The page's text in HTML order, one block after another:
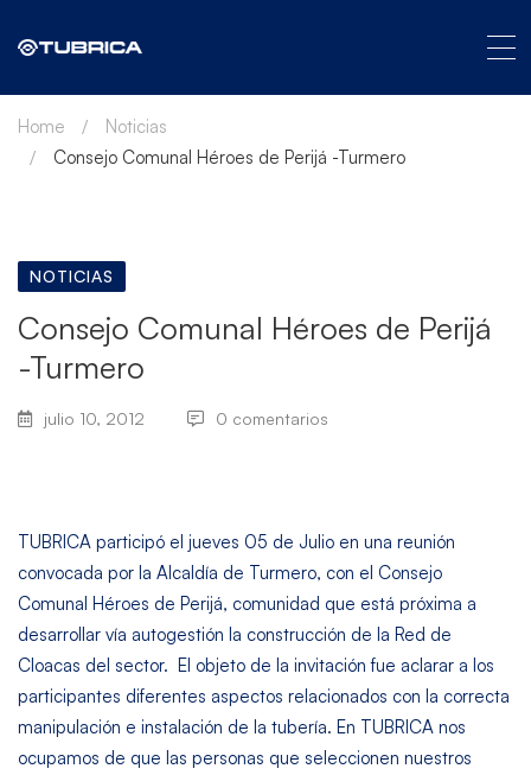
Home
Noticias
Consejo Comunal Héroes de Perijá -Turmero
NOTICIAS
Consejo Comunal Héroes de Perijá
-Turmero
julio 10, 2012 0 comentarios
TUBRICA participó el jueves 05 de Julio en una reunión
convocada por la Alcaldía de Turmero, con el Consejo
Comunal Héroes de Perijá, comunidad que está próxima a
desarrollar vía autogestión la construcción de la Red de
Cloacas del sector. El objeto de la invitación fue aclarar a los
participantes diferentes aspectos relacionados con la correcta
manipulación e instalación de la tubería. En TUBRICA nos
ocupamos de que las personas que seleccionen nuestros